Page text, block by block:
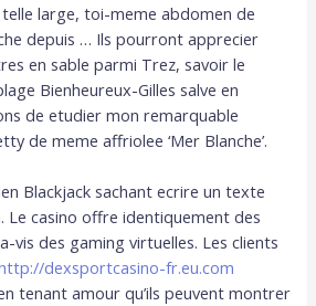
large, toi-meme abdomen de
depuis … Ils pourront apprecier
en sable parmi Trez, savoir le
Bienheureux-Gilles salve en
de etudier mon remarquable
de meme affriolee ‘Mer Blanche’.
Blackjack sachant ecrire un texte
Le casino offre identiquement des
vis des gaming virtuelles. Les clients
dexsportcasino-fr.eu.com
tenant amour qu’ils peuvent montrer